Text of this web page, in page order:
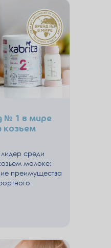
№ 1 в мире
козьем
среди
молоке:
преимущества